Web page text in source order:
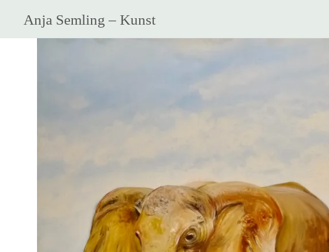
Anja Semling – Kunst